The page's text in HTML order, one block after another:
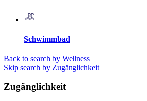
Schwimmbad
Back to search by Wellness
Skip search by Zugänglichkeit
Zugänglichkeit